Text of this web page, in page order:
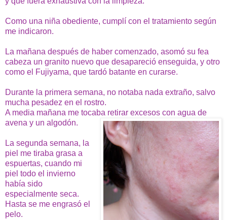
Como una niña obediente, cumplí con el tratamiento según
me indicaron.
La mañana después de haber comenzado, asomó su fea
cabeza un granito nuevo que desapareció enseguida, y otro
como el Fujiyama, que tardó batante en curarse.
Durante la primera semana, no notaba nada extraño, salvo
mucha pesadez en el rostro.
A media mañana me tocaba retirar excesos con agua de
avena y un algodón.
La segunda semana, la
piel me tiraba grasa a
espuertas, cuando mi
piel todo el invierno
había sido
especialmente seca.
Hasta se me engrasó el
pelo.